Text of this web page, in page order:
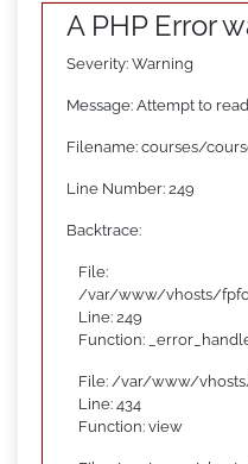
A PHP Error
Severity: Warning
Message: Attempt to
Filename: courses/
Line Number: 249
Backtrace:
File:
/var/www/vhosts/
Line: 249
Function:
File: /var/www/
Line: 434
Function: view